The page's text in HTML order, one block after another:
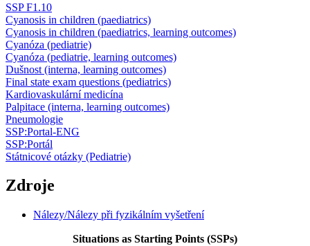
SSP F1.10
Cyanosis in children (paediatrics)
Cyanosis in children (paediatrics, learning outcomes)
Cyanóza (pediatrie)
Cyanóza (pediatrie, learning outcomes)
Dušnost (interna, learning outcomes)
Final state exam questions (pediatrics)
Kardiovaskulární medicína
Palpitace (interna, learning outcomes)
Pneumologie
SSP:Portal-ENG
SSP:Portál
Státnicové otázky (Pediatrie)
Zdroje
Nálezy/Nálezy při fyzikálním vyšetření
Situations as Starting Points (SSPs)